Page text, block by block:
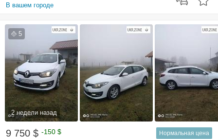
В вашем городе
5
2 недели назад
9 750 $ -150 $ Нормальная цена